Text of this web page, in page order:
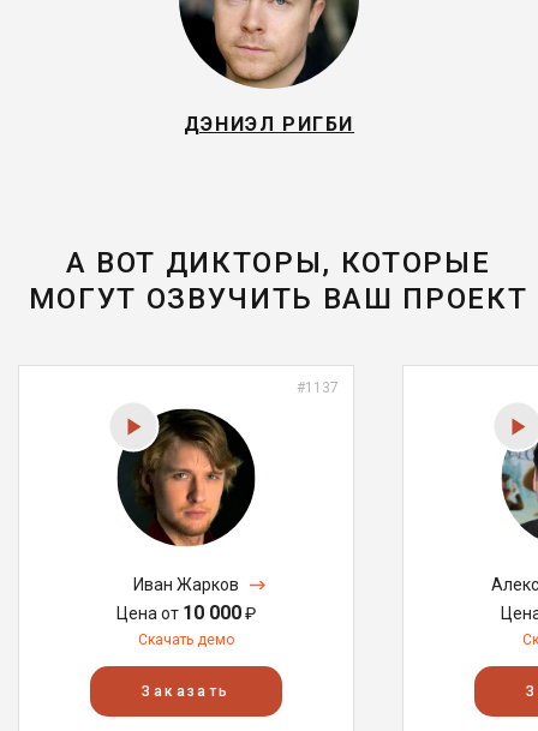
ДЭНИЭЛ РИГБИ
А ВОТ ДИКТОРЫ, КОТОРЫЕ
МОГУТ ОЗВУЧИТЬ ВАШ ПРОЕКТ
#1137
Иван Жарков
Цена от 10 000₽
Скачать демо
Заказать